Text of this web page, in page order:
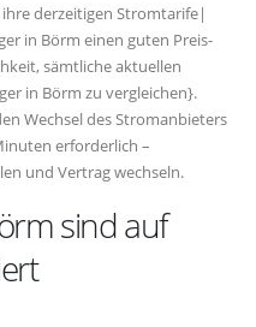
derzeitigen Stromtarife|
in Börm einen guten Preis-
sämtliche aktuellen
in Börm zu vergleichen}.
Wechsel des Stromanbieters
erforderlich –
und Vertrag wechseln.
sind auf